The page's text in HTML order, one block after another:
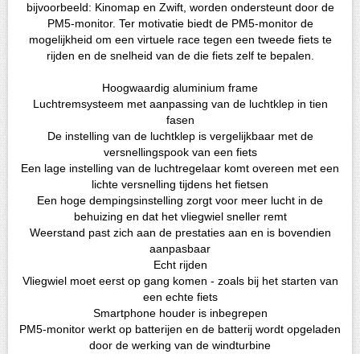
bijvoorbeeld: Kinomap en Zwift, worden ondersteunt door de
PM5-monitor. Ter motivatie biedt de PM5-monitor de
mogelijkheid om een virtuele race tegen een tweede fiets te
rijden en de snelheid van de die fiets zelf te bepalen.
Hoogwaardig aluminium frame
Luchtremsysteem met aanpassing van de luchtklep in tien
fasen
De instelling van de luchtklep is vergelijkbaar met de
versnellingspook van een fiets
Een lage instelling van de luchtregelaar komt overeen met een
lichte versnelling tijdens het fietsen
Een hoge dempingsinstelling zorgt voor meer lucht in de
behuizing en dat het vliegwiel sneller remt
Weerstand past zich aan de prestaties aan en is bovendien
aanpasbaar
Echt rijden
Vliegwiel moet eerst op gang komen - zoals bij het starten van
een echte fiets
Smartphone houder is inbegrepen
PM5-monitor werkt op batterijen en de batterij wordt opgeladen
door de werking van de windturbine